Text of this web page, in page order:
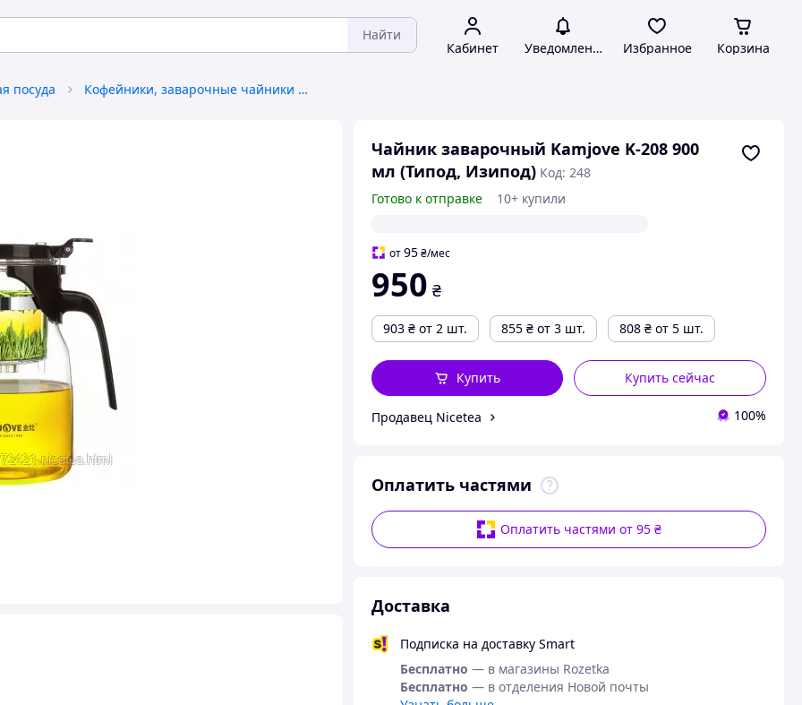
Найти
Кабинет Уведомления Избранное Корзина
посуда Кофейники, заварочные чайники и аксессуары
Чайник заварочный Kamjove K-208 900
мл (Типод, Изипод) Код: 248
Готово к отправке
10+ купили
от95 ₴/мес
950 ₴
903 ₴ от 2 шт. 855 ₴ от 3 шт. 808 ₴ от 5 шт.
Купить сейчас
Купить
Продавец Nicetea 100%
Оплатить частями
Оплатить частями от 95 ₴
Доставка
Подписка на доставку Smart
Бесплатно — в магазины Rozetka
Бесплатно — в отделения Новой почты